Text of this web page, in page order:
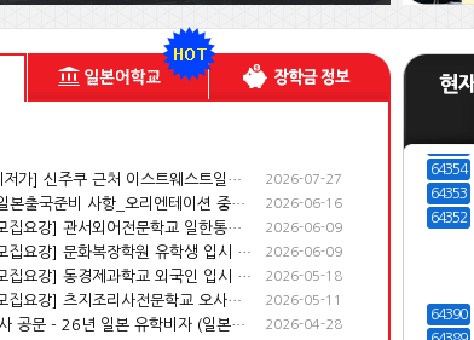
[도쿄 최저가] 신주쿠 근처 이스트웨스트일본어학교 1년 학비 77만엔(전기 44만엔 , 후기 33만엔) 2026-07-27
[후기] 일본출국준비 사항_오리엔테이션 중요내용 체크! 2026-06-16
[27년 모집요강] 관서외어전문학교 일한통번역학과 지원/학비/시험일정 2026-06-09
[27년 모집요강] 문화복장학원 유학생 입시 안내 2026-06-09
[27년 모집요강] 동경제과학교 외국인 입시 정보 안내 2026-05-18
[27년 모집요강] 츠지조리사전문학교 오사카교 학비·접수일정·자격조건 등 2026-05-11
비자 심사 공문 - 26년 일본 유학비자 (일본어 능력 및 재정 서류 기준 변경) 2026-04-28 64390
64358
64355
64354
64353
64352